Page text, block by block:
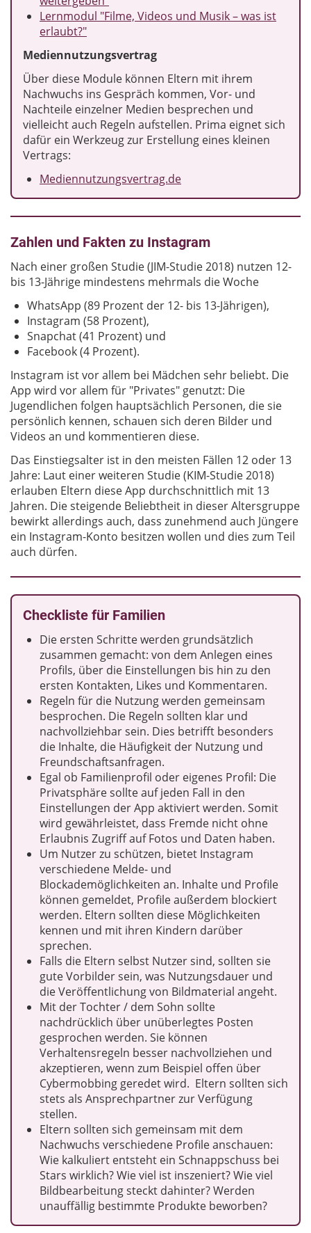
Lernmodul "Filme, Videos und Musik – was ist
erlaubt?"
Mediennutzungsvertrag
Über diese Module können Eltern mit ihrem
Nachwuchs ins Gespräch kommen, Vor- und
Nachteile einzelner Medien besprechen und
vielleicht auch Regeln aufstellen. Prima eignet sich
dafür ein Werkzeug zur Erstellung eines kleinen
Vertrags:
Mediennutzungsvertrag.de
Zahlen und Fakten zu Instagram
Nach einer großen Studie (JIM-Studie 2018) nutzen 12-
bis 13-Jährige mindestens mehrmals die Woche
WhatsApp (89 Prozent der 12- bis 13-Jährigen),
Instagram (58 Prozent),
Snapchat (41 Prozent) und
Facebook (4 Prozent).
Instagram ist vor allem bei Mädchen sehr beliebt. Die
App wird vor allem für "Privates" genutzt: Die
Jugendlichen folgen hauptsächlich Personen, die sie
persönlich kennen, schauen sich deren Bilder und
Videos an und kommentieren diese.
Das Einstiegsalter ist in den meisten Fällen 12 oder 13
Jahre: Laut einer weiteren Studie (KIM-Studie 2018)
erlauben Eltern diese App durchschnittlich mit 13
Jahren. Die steigende Beliebtheit in dieser Altersgruppe
bewirkt allerdings auch, dass zunehmend auch Jüngere
ein Instagram-Konto besitzen wollen und dies zum Teil
auch dürfen.
Checkliste für Familien
Die ersten Schritte werden grundsätzlich
zusammen gemacht: von dem Anlegen eines
Profils, über die Einstellungen bis hin zu den
ersten Kontakten, Likes und Kommentaren.
Regeln für die Nutzung werden gemeinsam
besprochen. Die Regeln sollten klar und
nachvollziehbar sein. Dies betrifft besonders
die Inhalte, die Häufigkeit der Nutzung und
Freundschaftsanfragen.
Egal ob Familienprofil oder eigenes Profil: Die
Privatsphäre sollte auf jeden Fall in den
Einstellungen der App aktiviert werden. Somit
wird gewährleistet, dass Fremde nicht ohne
Erlaubnis Zugriff auf Fotos und Daten haben.
Um Nutzer zu schützen, bietet Instagram
verschiedene Melde- und
Blockademöglichkeiten an. Inhalte und Profile
können gemeldet, Profile außerdem blockiert
werden. Eltern sollten diese Möglichkeiten
kennen und mit ihren Kindern darüber
sprechen.
Falls die Eltern selbst Nutzer sind, sollten sie
gute Vorbilder sein, was Nutzungsdauer und
die Veröffentlichung von Bildmaterial angeht.
Mit der Tochter / dem Sohn sollte
nachdrücklich über unüberlegtes Posten
gesprochen werden. Sie können
Verhaltensregeln besser nachvollziehen und
akzeptieren, wenn zum Beispiel offen über
Cybermobbing geredet wird. Eltern sollten sich
stets als Ansprechpartner zur Verfügung
stellen.
Eltern sollten sich gemeinsam mit dem
Nachwuchs verschiedene Profile anschauen:
Wie kalkuliert entsteht ein Schnappschuss bei
Stars wirklich? Wie viel ist inszeniert? Wie viel
Bildbearbeitung steckt dahinter? Werden
unauffällig bestimmte Produkte beworben?